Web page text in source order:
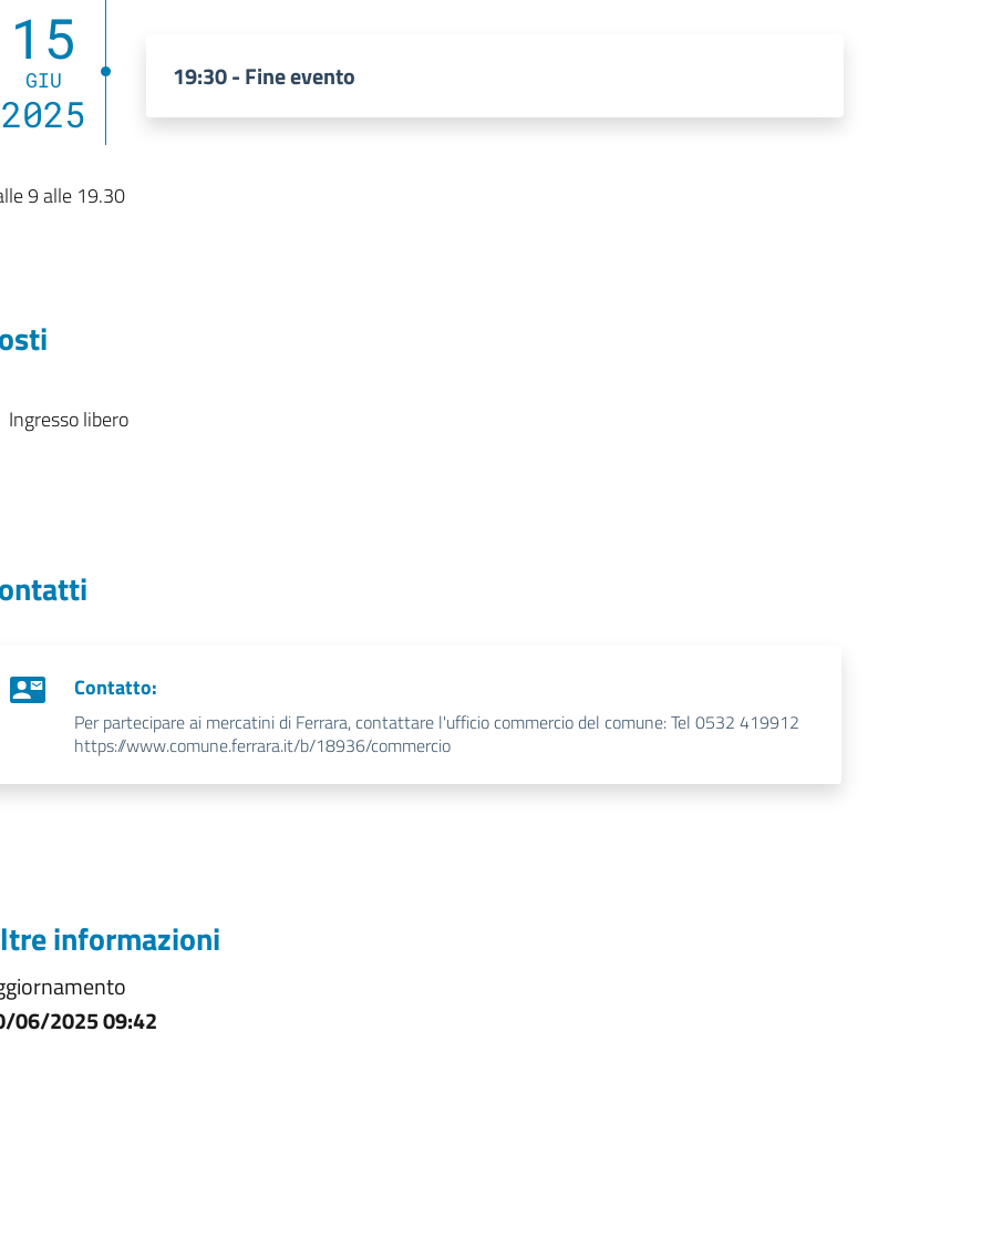
15
GIU
2025
19:30 - Fine evento
9 alle 19.30
Ingresso libero
Contatto:
Per partecipare ai mercatini di Ferrara, contattare l'ufficio commercio del comune: Tel 0532 419912
https://www.comune.ferrara.it/b/18936/commercio
informazioni
06/2025 09:42